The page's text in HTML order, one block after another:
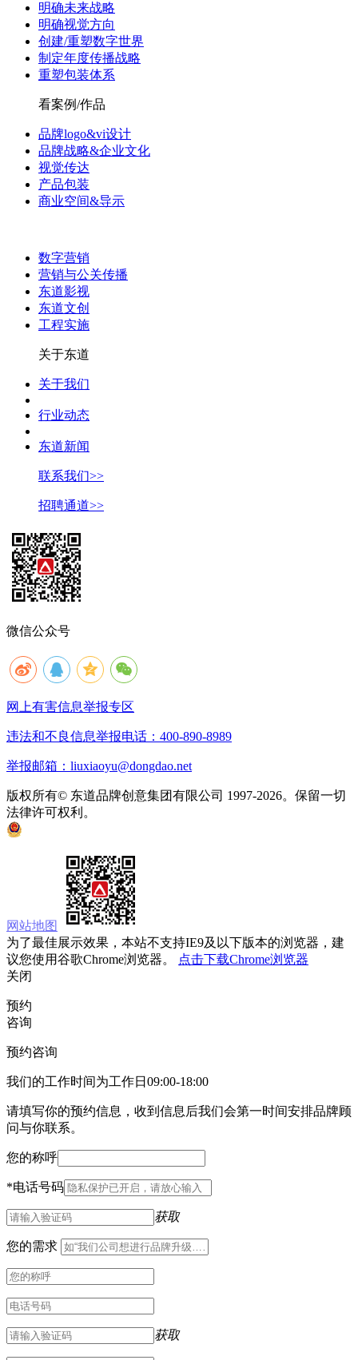
明确未来战略
明确视觉方向
创建/重塑数字世界
制定年度传播战略
重塑包装体系
看案例/作品
品牌logo&vi设计
品牌战略&企业文化
视觉传达
产品包装
商业空间&导示
数字营销
营销与公关传播
东道影视
东道文创
工程实施
关于东道
关于我们
行业动态
东道新闻
联系我们>>
招聘通道>>
微信公众号
网上有害信息举报专区
违法和不良信息举报电话：400-890-8989
举报邮箱：liuxiaoyu@dongdao.net
版权所有© 东道品牌创意集团有限公司 1997-2026。保留一切
法律许可权利。
网站地图
为了最佳展示效果，本站不支持IE9及以下版本的浏览器，建
议您使用谷歌Chrome浏览器。
点击下载Chrome浏览器
关闭
预约
咨询
预约咨询
我们的工作时间为工作日09:00-18:00
请填写你的预约信息，收到信息后我们会第一时间安排品牌顾
问与你联系。
您的称呼
*电话号码
获取
您的需求
获取